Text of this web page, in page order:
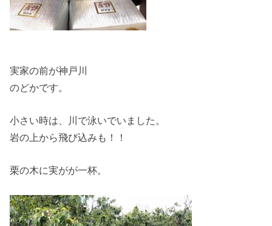
実家の前が神戸川
のどかです。
小さい時は、川で泳いでいました。
岩の上から飛び込みも！！
栗の木に実がが一杯。